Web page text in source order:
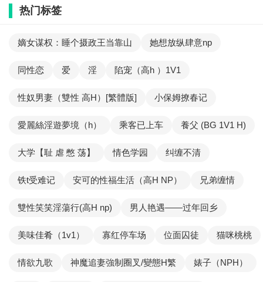
热门标签
嫡女谋权：睡个摄政王当靠山 她想放纵肆意np
同性恋 爱 淫 陷宠（高h ）1V1
性奴男妻（雙性 高H）[繁體版] 小保姆撩春记
愛麗絲淫遊夢境（h） 乘客已上车 養父 (BG 1V1 H)
大学【耻 虐 憋 荡】 情色学园 纠缠不清
铁t受难记 安可的性福生活（高H NP） 兄弟缠情
雙性笑笑淫蕩行(高H np) 男人艳遇——过年回乡
美味佳肴（1v1） 寡红停车场 位面囚徒 猫咪桃桃
情欲九歌 神魔追妻強制圈叉/變態H繁 婊子（NPH）